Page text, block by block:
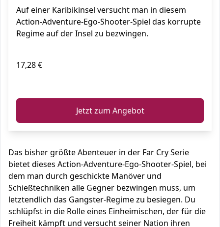
Auf einer Karibikinsel versucht man in diesem
Action-Adventure-Ego-Shooter-Spiel das korrupte
Regime auf der Insel zu bezwingen.
17,28 €
Jetzt zum Angebot
Das bisher größte Abenteuer in der Far Cry Serie
bietet dieses Action-Adventure-Ego-Shooter-Spiel, bei
dem man durch geschickte Manöver und
Schießtechniken alle Gegner bezwingen muss, um
letztendlich das Gangster-Regime zu besiegen. Du
schlüpfst in die Rolle eines Einheimischen, der für die
Freiheit kämpft und versucht seiner Nation ihren